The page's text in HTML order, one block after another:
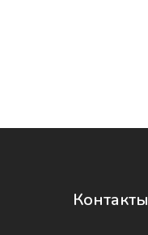
Контакты